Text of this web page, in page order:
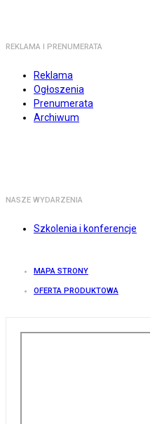
REKLAMA I PRENUMERATA
Reklama
Ogłoszenia
Prenumerata
Archiwum
NASZE WYDARZENIA
Szkolenia i konferencje
MAPA STRONY
OFERTA PRODUKTOWA